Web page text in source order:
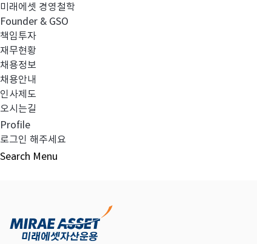
미래에셋 경영철학
Founder & GSO
책임투자
재무현황
채용정보
채용안내
인사제도
오시는길
Profile
로그인 해주세요
Search Menu
다음글
목록보기